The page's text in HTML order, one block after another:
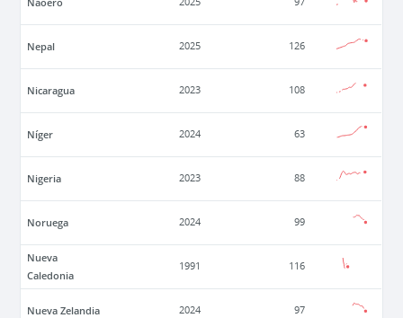
Nepal 2025 126
Nicaragua 2023 108
Níger 2024 63
Nigeria 2023 88
Noruega 2024 99
Nueva
Caledonia
1991 116
Nueva Zelandia 2024 97